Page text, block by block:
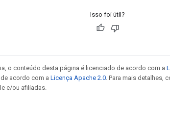
Isso foi útil?
o conteúdo desta página é licenciado de acordo com a
acordo com a Licença Apache 2.0 . Para mais detalhes,
e/ou afiliadas.